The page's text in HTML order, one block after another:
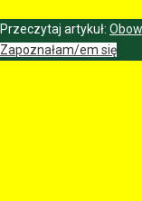
Przeczytaj artykuł:
Zapoznałam/em się